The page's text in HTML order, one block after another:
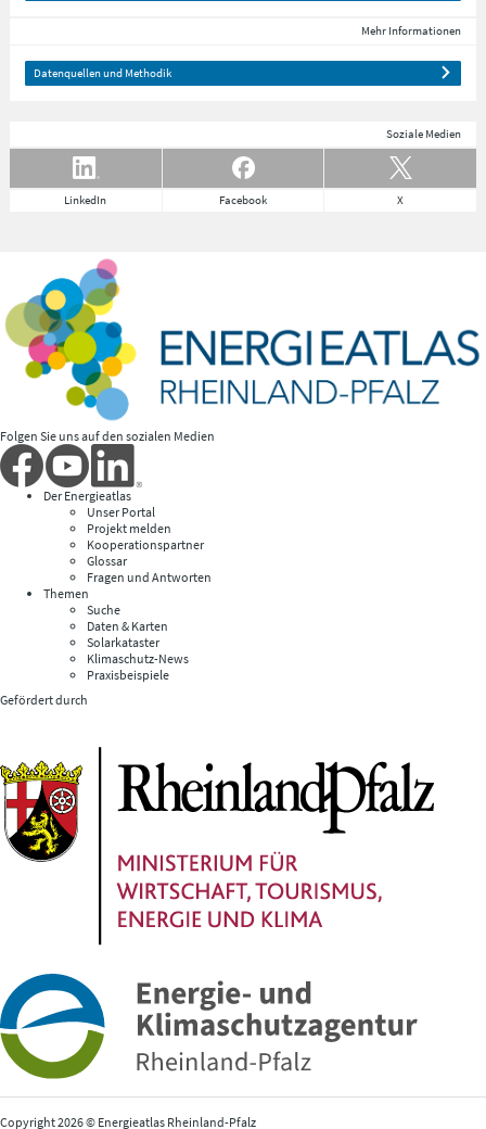
Mehr Informationen
Datenquellen und Methodik
Soziale Medien
LinkedIn Facebook X
Folgen Sie uns auf den sozialen Medien
Der Energieatlas
Unser Portal
Projekt melden
Kooperationspartner
Glossar
Fragen und Antworten
Themen
Suche
Daten & Karten
Solarkataster
Klimaschutz-News
Praxisbeispiele
Gefördert durch
Copyright 2026 © Energieatlas Rheinland-Pfalz